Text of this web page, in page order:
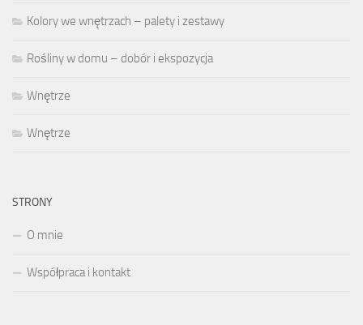
Kolory we wnętrzach – palety i zestawy
Rośliny w domu – dobór i ekspozycja
Wnętrze
Wnętrze
STRONY
O mnie
Współpraca i kontakt